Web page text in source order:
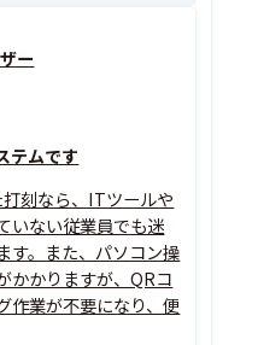
ー
テムです
刻なら、ITツールや
いない従業員でも迷
す。また、パソコン操
かかりますが、QRコ
作業が不要になり、便